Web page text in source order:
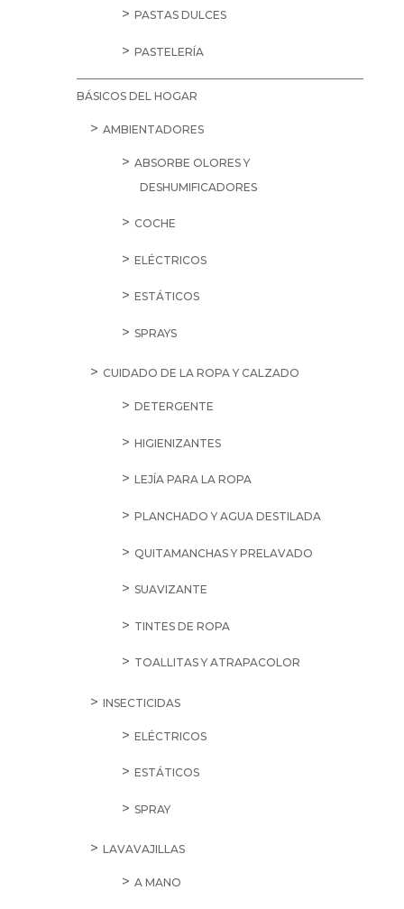
PASTAS DULCES
PASTELERÍA
BÁSICOS DEL HOGAR
AMBIENTADORES
ABSORBE OLORES Y
DESHUMIFICADORES
COCHE
ELÉCTRICOS
ESTÁTICOS
SPRAYS
CUIDADO DE LA ROPA Y CALZADO
DETERGENTE
HIGIENIZANTES
LEJÍA PARA LA ROPA
PLANCHADO Y AGUA DESTILADA
QUITAMANCHAS Y PRELAVADO
SUAVIZANTE
TINTES DE ROPA
TOALLITAS Y ATRAPACOLOR
INSECTICIDAS
ELÉCTRICOS
ESTÁTICOS
SPRAY
LAVAVAJILLAS
A MANO